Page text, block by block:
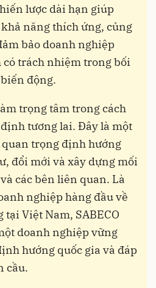
lược dài hạn giúp
năng thích ứng, củng
bảo doanh nghiệp
trách nhiệm trong bối
động.
trọng tâm trong cách
tương lai. Đây là một
trọng định hướng
đổi mới và xây dựng mối
các bên liên quan. Là
nghiệp hàng đầu về
Việt Nam, SABECO
doanh nghiệp vững
hướng quốc gia và đáp
cầu.